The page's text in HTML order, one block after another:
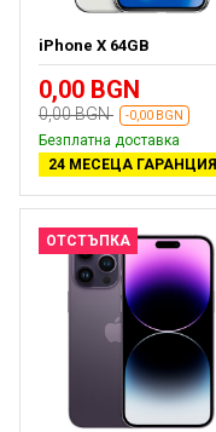
iPhone X 64GB
0,00 BGN
0,00 BGN -0,00 BGN
Безплатна доставка
24 МЕСЕЦА ГАРАНЦИЯ
ОТСТЪПКА